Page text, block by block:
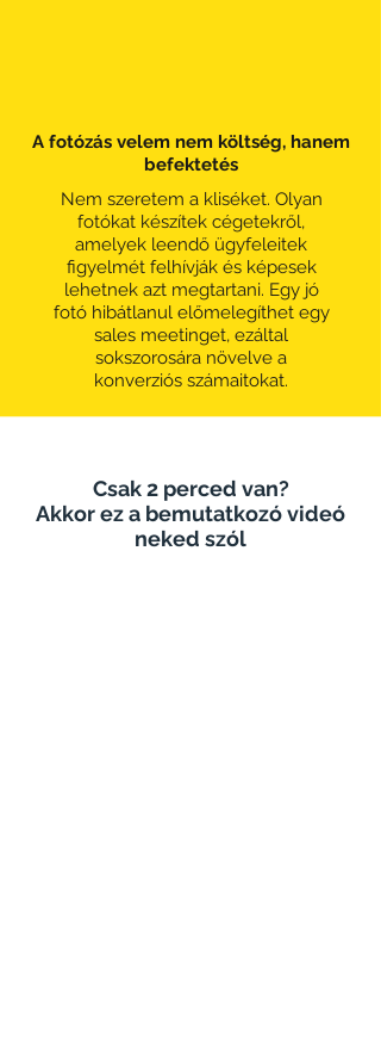
A fotózás velem nem költség, hanem
befektetés
Nem szeretem a kliséket. Olyan
fotókat készítek cégetekről,
amelyek leendő ügyfeleitek
figyelmét felhívják és képesek
lehetnek azt megtartani. Egy jó
fotó hibátlanul előmelegíthet egy
sales meetinget, ezáltal
sokszorosára növelve a
konverziós számaitokat.
Csak 2 perced van?
Akkor ez a bemutatkozó videó
neked szól